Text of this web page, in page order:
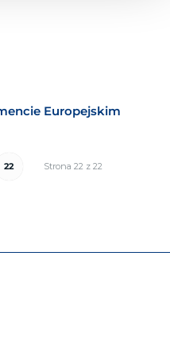
Europejskim
Strona 22 z 22
22